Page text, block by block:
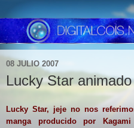
08 JULIO 2007
Lucky Star
Lucky Star, jeje no nos
manga producido por